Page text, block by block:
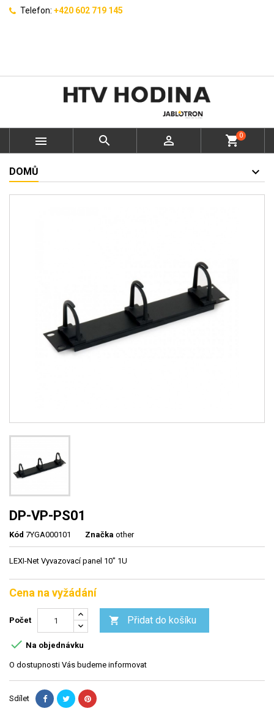
Telefon: +420 602 719 145
   shopping_cart0
DOMŮ
DP-VP-PS01
Kód 7YGA000101 Značka other
LEXI-Net Vyvazovací panel 10" 1U
Cena na vyžádání
Počet  Přidat do košíku
 Na objednávku
O dostupnosti Vás budeme informovat
Sdílet